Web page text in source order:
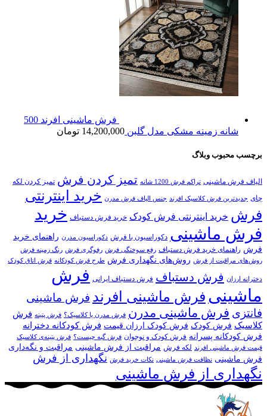
فرش ماشینی افرند 500
شانه زمینه مشکی مدل گلبن 14,200,000 تومان
برچسب محبوب وبلاگ
الیاف فرش ماشینی تراکم فرش 1200 شانه تمیز کردن فرش تمیز کردن لکه
چای جدیدترین فرش کلاسیک افرند جنس الیاف فرش مدرن خرید اینترنتی
فرش خرید اینترنتی فرش کودک خرید فرش دستباف خرید
فرش ماشینی دکوراسیون با فرش دکوراسیون مدرن راهنمای خرید
فرش راهنمای خرید فرش دستباف رفع سوختگی فرش رفوگری فرش رنگ زمینه فرش
روش‌های مراقبت از فرش روش‌های نگهداری فرش طرح فرش کودکانه فرش اتاق کودک
دخترانه ارزان فرش دستباف فرش دستباف ایرانی فرش
ماشینی فرش ماشینی افرند فرش ماشینی
فانتزی فرش ماشینی مدرن فرش مدرن یا کلاسیک؟ فرش پتینه فرش
کلاسیک فرش کودک فرش کودک ارزان قیمت فرش کودکانه دخترانه
فرش کودکانه پسرانه فرش کودک و نوجوان فرش گبه چیست؟ فرش‌ پتینه‌ی کلاسیک
قیمت فرش ماشینی افرند
لکه فرش مراقبت از فرش ماشینی مراقبت و نگه‌داری
فرش ماشینی نظافت فرش ماشینی نکات خرید فرش نگهداری از فرش
نگهداری از فرش ماشینی